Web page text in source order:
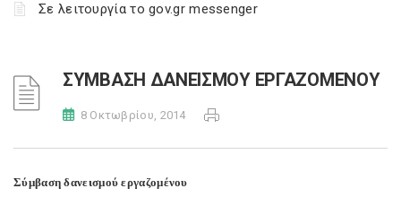
Σε λειτουργία το gov.gr messenger
ΣΥΜΒΑΣΗ ΔΑΝΕΙΣΜΟΥ ΕΡΓΑΖΟΜΕΝΟΥ
8 Οκτωβρίου, 2014
Σύμβαση δανεισμού εργαζομένου